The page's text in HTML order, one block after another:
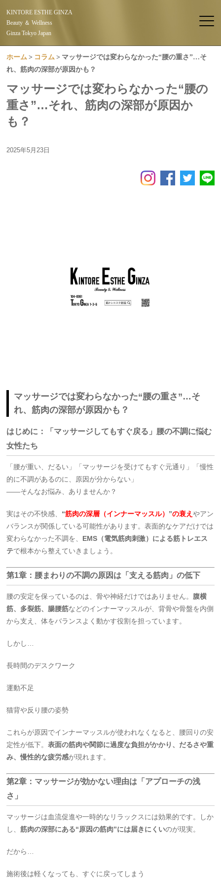
KINTORE ESTHE GINZA
Beauty ＆ Wellness
Ginza Tokyo Japan
ホーム コラム
マッサージでは変わらなかった“腰の重さ”…そ
れ、筋肉の深部が原因かも？
マッサージでは変わらなかった“腰の
重さ”…それ、筋肉の深部が原因か
も？
2025年5月23日
マッサージでは変わらなかった“腰の重さ”…そ
れ、筋肉の深部が原因かも？
はじめに：「マッサージしてもすぐ戻る」腰の不調に悩む
女性たち
「腰が重い、だるい」「マッサージを受けてもすぐ元通り」「慢性
的に不調があるのに、原因が分からない」
――そんなお悩み、ありませんか？
実はその不快感、 “筋肉の深層（インナーマッスル） ”の衰えやアン
バランスが関係している可能性があります。表面的なケアだけでは
変わらなかった不調を、 EMS（電気筋肉刺激）による筋トレエス
テで根本から整えていきましょう。
第1章：腰まわりの不調の原因は「支える筋肉」の低下
腰の安定を保っているのは、骨や神経だけではありません。 腹横
筋、多裂筋、腸腰筋などのインナーマッスルが、背骨や骨盤を内側
から支え、体をバランスよく動かす役割を担っています。
しかし…
長時間のデスクワーク
運動不足
猫背や反り腰の姿勢
これらが原因でインナーマッスルが使われなくなると、腰回りの安
定性が低下。表面の筋肉や関節に過度な負担がかかり、だるさや重
み、慢性的な疲労感が現れます。
第2章：マッサージが効かない理由は「アプローチの浅
さ」
マッサージは血流促進や一時的なリラックスには効果的です。しか
し、筋肉の深部にある“原因の筋肉”には届きにくいのが現実。
だから…
施術後は軽くなっても、すぐに戻ってしまう